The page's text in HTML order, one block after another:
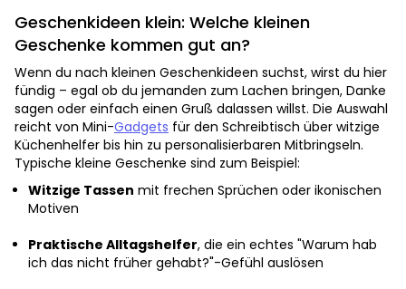
Geschenkideen klein: Welche kleinen
Geschenke kommen gut an?
Wenn du nach kleinen Geschenkideen suchst, wirst du hier
fündig – egal ob du jemanden zum Lachen bringen, Danke
sagen oder einfach einen Gruß dalassen willst. Die Auswahl
reicht von Mini-Gadgets für den Schreibtisch über witzige
Küchenhelfer bis hin zu personalisierbaren Mitbringseln.
Typische kleine Geschenke sind zum Beispiel:
Witzige Tassen mit frechen Sprüchen oder ikonischen
Motiven
Praktische Alltagshelfer, die ein echtes "Warum hab
ich das nicht früher gehabt?"-Gefühl auslösen